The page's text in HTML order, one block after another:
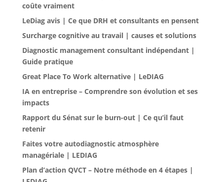
coûte vraiment
LeDiag avis | Ce que DRH et consultants en pensent
Surcharge cognitive au travail | causes et solutions
Diagnostic management consultant indépendant |
Guide pratique
Great Place To Work alternative | LeDIAG
IA en entreprise – Comprendre son évolution et ses
impacts
Rapport du Sénat sur le burn-out | Ce qu’il faut
retenir
Faites votre autodiagnostic atmosphère
managériale | LEDIAG
Plan d’action QVCT – Notre méthode en 4 étapes |